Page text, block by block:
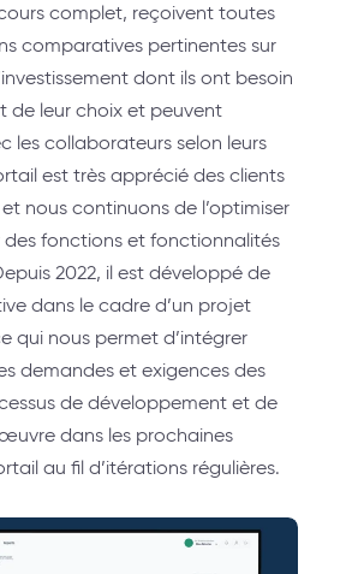
complet, reçoivent toutes
comparatives pertinentes sur
dont ils ont besoin
de leur choix et peuvent
les collaborateurs selon leurs
est très apprécié des clients
nous continuons de l’optimiser
des fonctions et fonctionnalités
2022, il est développé de
dans le cadre d’un projet
qui nous permet d’intégrer
demandes et exigences des
de développement et de
dans les prochaines
au fil d’itérations régulières.